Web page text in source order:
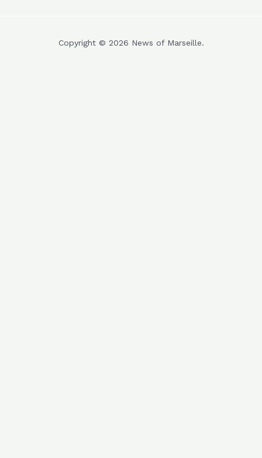
Copyright © 2026 News of Marseille.